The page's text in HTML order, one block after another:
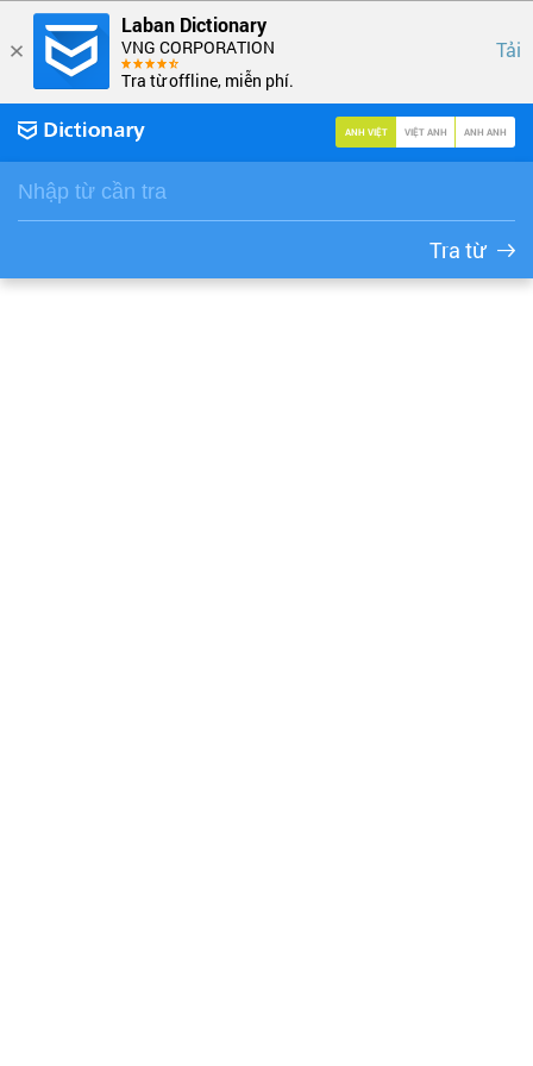
Laban Dictionary
VNG CORPORATION
Tra từ offline, miễn phí.
Tải
ANH VIỆT VIỆT ANH ANH ANH
Tra từ